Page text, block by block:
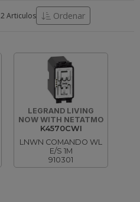
2 Articulos Ordenar
LEGRAND LIVING
NOW WITH NETATMO
K4570CWI
LNWN COMANDO WL
E/S 1M
910301